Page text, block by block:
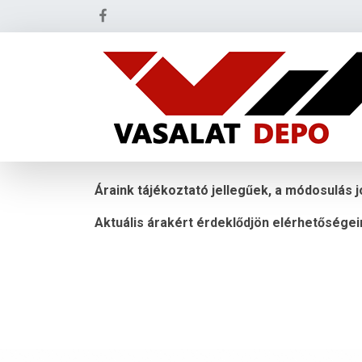
Áraink tájékoztató jellegűek, a módosulás
Aktuális árakért érdeklődjön